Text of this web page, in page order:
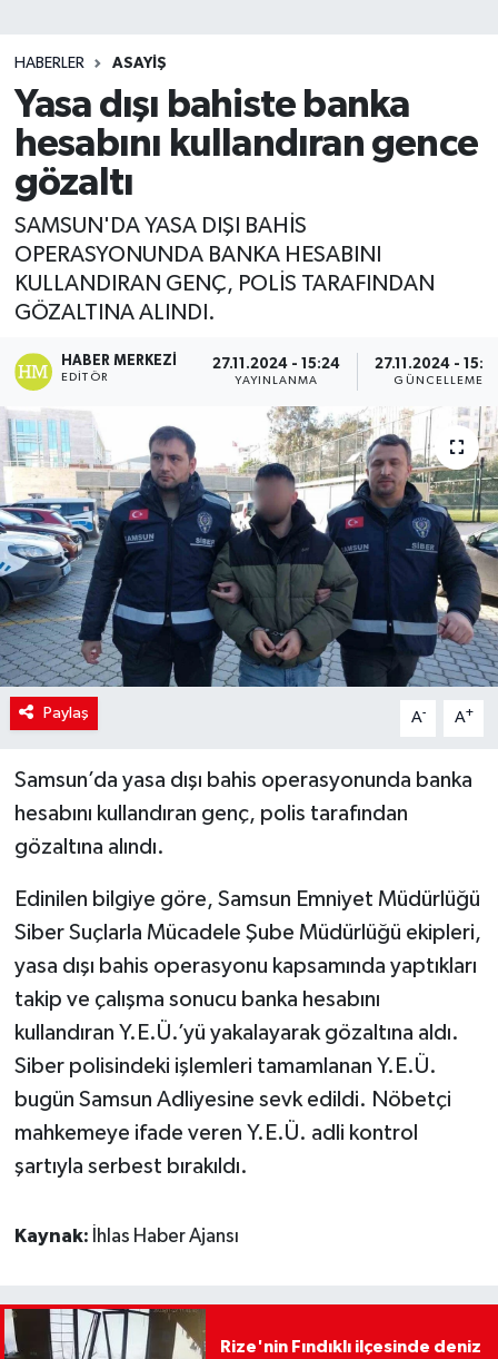
HABERLER ASAYIŞ
Yasa dışı bahiste banka
hesabını kullandıran gence
gözaltı
SAMSUN'DA YASA DIŞI BAHİS
OPERASYONUNDA BANKA HESABINI
KULLANDIRAN GENÇ, POLİS TARAFINDAN
GÖZALTINA ALINDI.
HABER MERKEZI
EDITÖR
27.11.2024 - 15:24
YAYINLANMA
27.11.2024 -
GÜNCELLEME
Paylaş A- A+
Samsun’da yasa dışı bahis operasyonunda banka
hesabını kullandıran genç, polis tarafından
gözaltına alındı.
Edinilen bilgiye göre, Samsun Emniyet Müdürlüğü
Siber Suçlarla Mücadele Şube Müdürlüğü ekipleri,
yasa dışı bahis operasyonu kapsamında yaptıkları
takip ve çalışma sonucu banka hesabını
kullandıran Y.E.Ü.’yü yakalayarak gözaltına aldı.
Siber polisindeki işlemleri tamamlanan Y.E.Ü.
bugün Samsun Adliyesine sevk edildi. Nöbetçi
mahkemeye ifade veren Y.E.Ü. adli kontrol
şartıyla serbest bırakıldı.
Kaynak: İhlas Haber Ajansı
Rize'nin Fındıklı ilçesinde deniz
Teknoloji
TRABZON
Yaşam